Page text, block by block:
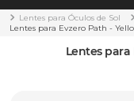
Lentes para Óculos de Sol
Lentes para Evzero Path -
Lentes para
1º borrachas
holbrook